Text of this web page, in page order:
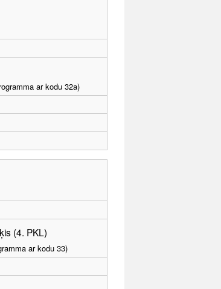
ar kodu 32a)
(4. PKL)
ar kodu 33)